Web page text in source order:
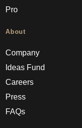
Pro
About
Company
Ideas Fund
Careers
Press
FAQs